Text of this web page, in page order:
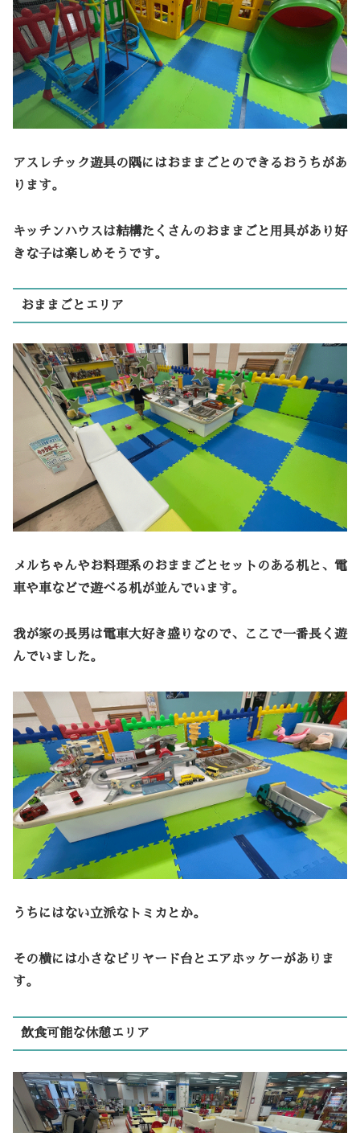
アスレチック遊具の隅にはおままごとのできるおうちがあ
ります。
キッチンハウスは結構たくさんのおままごと用具があり好
きな子は楽しめそうです。
おままごとエリア
メルちゃんやお料理系のおままごとセットのある机と、電
車や車などで遊べる机が並んでいます。
我が家の長男は電車大好き盛りなので、ここで一番長く遊
んでいました。
うちにはない立派なトミカとか。
その横には小さなビリヤード台とエアホッケーがありま
す。
飲食可能な休憩エリア